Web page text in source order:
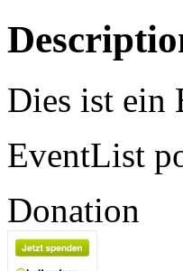
Dies ist ein
EventList
Donation